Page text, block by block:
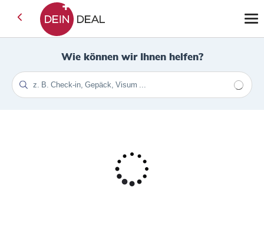
Wie können wir Ihnen helfen?